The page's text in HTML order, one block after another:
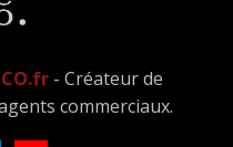
- Créateur de
commerciaux.